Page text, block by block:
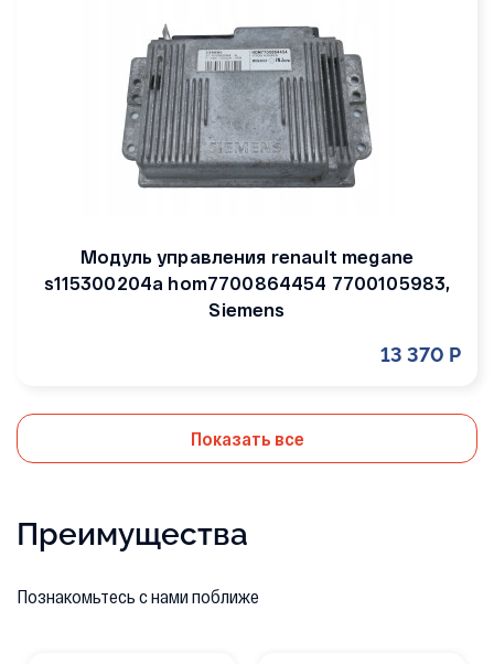
Модуль управления renault megane
s115300204a hom7700864454 7700105983,
Siemens
13 370 Р
Показать все
Преимущества
Познакомьтесь с нами поближе